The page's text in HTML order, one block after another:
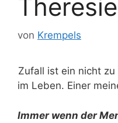
von Krempels
Zufall ist ein nicht
im Leben. Einer
Immer wenn der